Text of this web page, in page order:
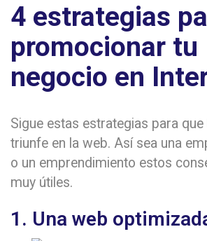
4 estrategias
promocionar tu
negocio en
Sigue estas estrategias para
triunfe en la web. Así sea una
o un emprendimiento estos
muy útiles.
1. Una web